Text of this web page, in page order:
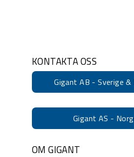
KONTAKTA OSS
Gigant AB - Sverige &
Gigant AS -
OM GIGANT